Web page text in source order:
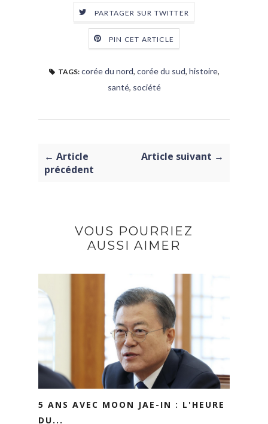
PARTAGER SUR TWITTER
PIN CET ARTICLE
TAGS: corée du nord, corée du sud, histoire,
santé, société
← Article
précédent
Article suivant →
VOUS POURRIEZ
AUSSI AIMER
5 ANS AVEC MOON JAE-IN : L'HEURE
DU...